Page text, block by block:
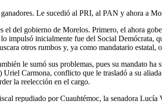
Le sucedió al PRI, al PAN y ahora a
el del gobierno de Morelos. Primero, el ahora
impulsó inicialmente fue del Social Demócrata,
otros rumbos y, ya como mandatario
le sumó sus problemas, pues su mandato
Uriel Carmona, conflicto que le trasladó a su
la reelección en el cargo.
repudiado por Cuauhtémoc, la senadora